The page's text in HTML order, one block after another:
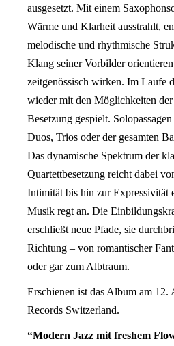
ausgesetzt. Mit einem
Wärme und Klarheit ausstrahlt,
melodische und rhythmische
Klang seiner Vorbilder
zeitgenössisch wirken. Im Laufe
wieder mit den Möglichkeiten der
Besetzung gespielt.
Duos, Trios oder der gesamten
Das dynamische Spektrum der
Quartettbesetzung reicht dabei
Intimität bis hin zur Expressivität
Musik regt an. Die
erschließt neue Pfade, sie
Richtung – von romantischer
oder gar zum Albtraum.
Erschienen ist das Album am
Records Switzerland.
“Modern Jazz mit freshem